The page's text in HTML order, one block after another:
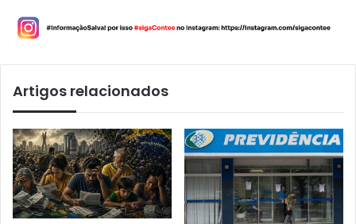
Artigos relacionados